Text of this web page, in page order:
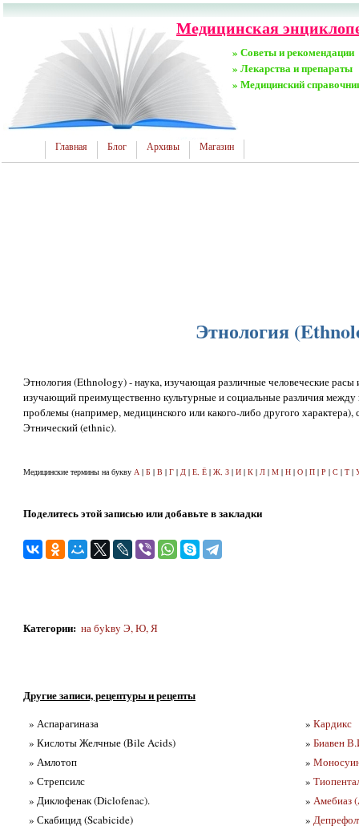
Медицинская
» Советы и рекомендации
» Лекарства и препараты
» Медицинский
Главная Блог Архивы Магазин
Этнология
Этнология (Ethnology) - наука, изучающая различные человеческие расы
изучающий преимущественно культурные и социальные различия
проблемы (например, медицинского или какого-либо другого
Этнический (ethnic).
Медицинские термины на букву А | Б | В | Г | Д | Е, Ё | Ж, З | И | К | Л | М | Н | О | П | Р | С | Т |
Поделитесь этой записью или добавьте в закладки
Категории: на бykвy Э, Ю, Я
Другие записи, рецептуры и рецепты
» Аспарагиназа
» Кислоты Желчные (Bile Acids)
» Амлотоп
» Стрепсилс
» Диклофенак (Diclofenac).
» Скабицид (Scabicide)
» Кардикс
» Биавен
»
»
» Амебиаз
»